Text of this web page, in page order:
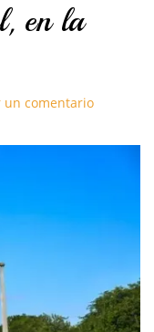
en la
un comentario